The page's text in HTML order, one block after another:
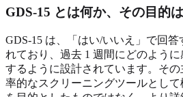
GDS-15 とは何か、その目的
GDS-15 は、「はい/いいえ」で回答
れており、過去 1 週間にどのよう
するように設計されています。そ
率的なスクリーニングツールとし